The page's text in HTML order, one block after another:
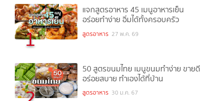
1
แจกสูตรอาหาร 45 เมนูอาหารเย็น
อร่อยทำง่าย อิ่มได้ทั้งครอบครัว
สูตรอาหาร 27 พ.ค. 69
50 สูตรขนมไทย เมนูขนมทำง่าย ขายดี
อร่อยสบาย ทำเองได้ที่บ้าน
สูตรอาหาร 30 ม.ค. 67